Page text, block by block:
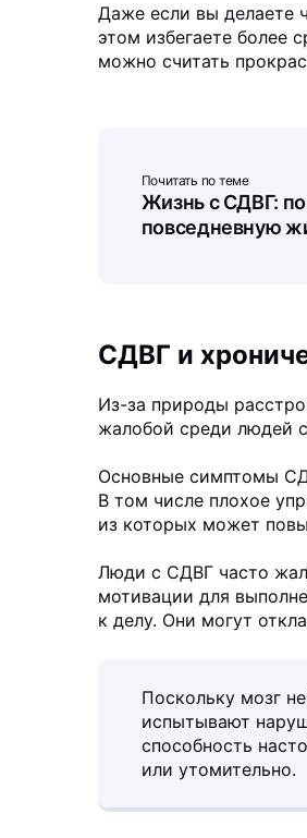
Даже если вы делаете
этом избегаете более
можно считать
Почитать по теме
Жизнь с СДВГ:
повседневную
СДВГ и
Из-за природы
жалобой среди людей
Основные симптомы
В том числе плохое
из которых может
Люди с СДВГ часто
мотивации для
к делу. Они могут
Поскольку мозг
испытывают
способность
или утомительно.